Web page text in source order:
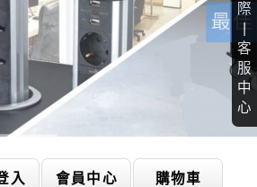
際
|
客
服
中
心
入 會員中心 購物車